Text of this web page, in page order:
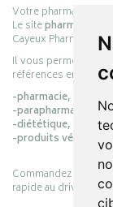
Votre pharmacie en
Le sitepharmacie-
Cayeux Pharmabest
Il vous permet de
références en :
-pharmacie,
-parapharmacie,
-diététique,
-produits
Commandez
rapide au drive ou